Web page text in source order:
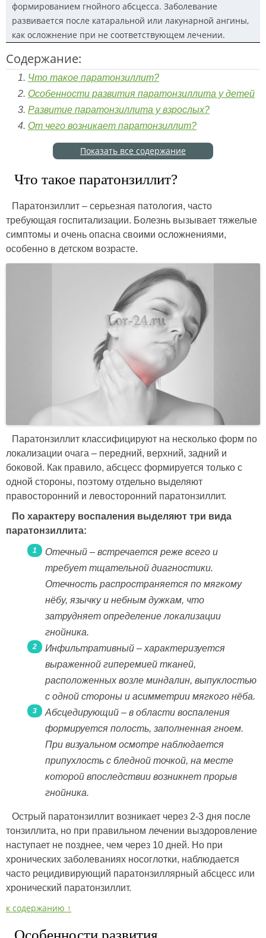
формированием гнойного абсцесса. Заболевание
развивается после катаральной или лакунарной ангины,
как осложнение при не соответствующем лечении.
Содержание:
Что такое паратонзиллит?
Особенности развития паратонзиллита у детей
Развитие паратонзиллита у взрослых?
От чего возникает паратонзиллит?
Показать все содержание
Что такое паратонзиллит?
Паратонзиллит – серьезная патология, часто
требующая госпитализации. Болезнь вызывает тяжелые
симптомы и очень опасна своими осложнениями,
особенно в детском возрасте.
Паратонзиллит классифицируют на несколько форм по
локализации очага – передний, верхний, задний и
боковой. Как правило, абсцесс формируется только с
одной стороны, поэтому отдельно выделяют
правосторонний и левосторонний паратонзиллит.
По характеру воспаления выделяют три вида
паратонзиллита:
Отечный – встречается реже всего и
требует тщательной диагностики.
Отечность распространяется по мягкому
нёбу, язычку и небным дужкам, что
затрудняет определение локализации
гнойника.
Инфильтративный – характеризуется
выраженной гиперемией тканей,
расположенных возле миндалин, выпуклостью
с одной стороны и асимметрии мягкого нёба.
Абсцедирующий – в области воспаления
формируется полость, заполненная гноем.
При визуальном осмотре наблюдается
припухлость с бледной точкой, на месте
которой впоследствии возникнет прорыв
гнойника.
Острый паратонзиллит возникает через 2-3 дня после
тонзиллита, но при правильном лечении выздоровление
наступает не позднее, чем через 10 дней. Но при
хронических заболеваниях носоглотки, наблюдается
часто рецидивирующий паратонзиллярный абсцесс или
хронический паратонзиллит.
к содержанию ↑